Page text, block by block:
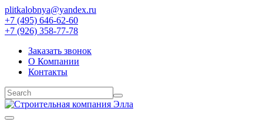
plitkalobnya@yandex.ru
+7 (495) 646-62-60
+7 (926) 358-77-78
Заказать звонок
О Компании
Контакты